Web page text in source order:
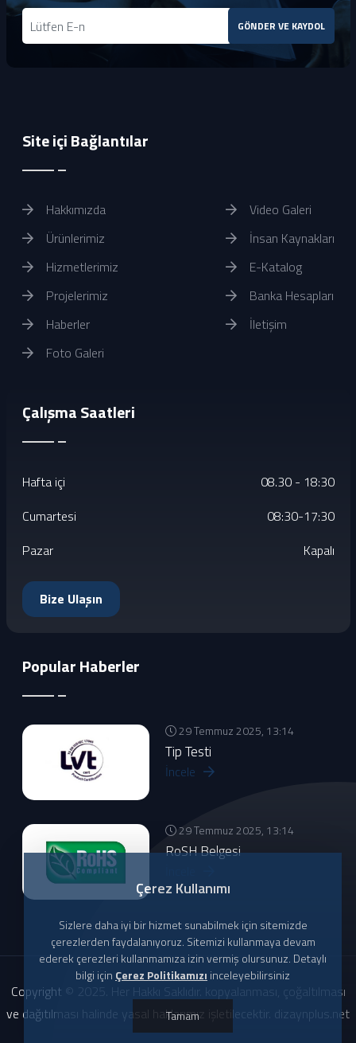
GÖNDER VE KAYDOL
Site içi Bağlantılar
Hakkımızda
Ürünlerimiz
Hizmetlerimiz
Projelerimiz
Haberler
Foto Galeri
Video Galeri
İnsan Kaynakları
E-Katalog
Banka Hesapları
İletişim
Çalışma Saatleri
Hafta içi
08.30 - 18:30
Cumartesi
08:30-17:30
Pazar
Kapalı
Bize Ulaşın
Popular Haberler
29 Temmuz 2025, 13:14
Tip Testi
İncele
29 Temmuz 2025, 13:14
RoSH Belgesi
Copyright © 2025. Her Hakkı Saklıdır. kopyalanması, çoğaltılması
ve dağıtılması halinde yasal haklarımız işletilecektir. dizaynplus.net
Çerez Kullanımı
Sizlere daha iyi bir hizmet sunabilmek için sitemizde
çerezlerden faydalanıyoruz. Sitemizi kullanmaya devam
ederek çerezleri kullanmamıza izin vermiş olursunuz. Detaylı
bilgi için Çerez Politikamızı inceleyebilirsiniz
Tamam